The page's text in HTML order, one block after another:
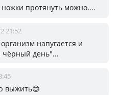
протянуть можно....
21:52
напугается и
чёрный день"...
выжить😊